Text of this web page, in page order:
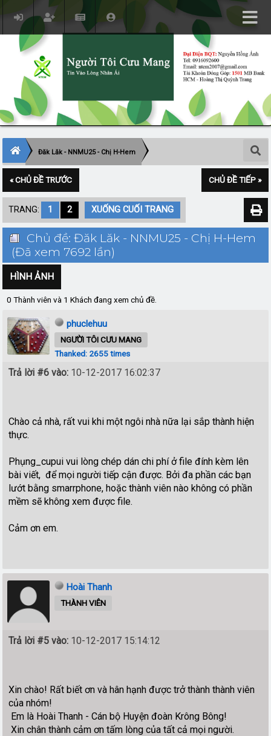
Đăk Lăk - NNMU25 - Chị H-Hem
« CHỦ ĐỀ TRƯỚC CHỦ ĐỀ TIẾP »
TRANG: 1 2 XUỐNG CUỐI TRANG
Chủ đề: Đăk Lăk - NNMU25 - Chị H-Hem
(Đã xem 7692 lần)
HÌNH ẢNH
0 Thành viên và 1 Khách đang xem chủ đề.
phuclehuu
NGƯỜI TÔI CƯU MANG
Thanked: 2655 times
Trả lời #6 vào: 10-12-2017 16:02:37
Chào cả nhà, rất vui khi một ngôi nhà nữa lại sắp thành hiện
thực.
Phụng_cupui vui lòng chép dán chi phí ở file đính kèm lên
bài viết, để mọi người tiếp cận được. Bởi đa phần các bạn
lướt bằng smarrphone, hoặc thành viên nào không có phần
mềm sẽ không xem được file.
Cảm ơn em.
Hoài Thanh
THÀNH VIÊN
Trả lời #5 vào: 10-12-2017 15:14:12
Xin chào! Rất biết ơn và hân hạnh được trở thành thành viên
của nhóm!
Em là Hoài Thanh - Cán bộ Huyện đoàn Krông Bông!
Xin chân thành cảm ơn tấm lòng của tất cả mọi người.